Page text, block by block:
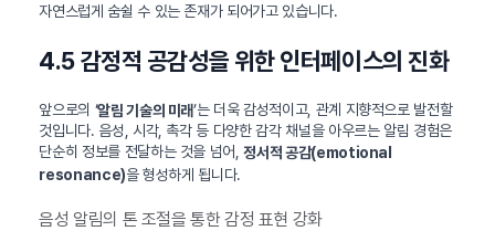
자연스럽게 숨쉴 수 있는 존재가 되어가고 있습니다.
4.5 감정적 공감성을 위한 인터페이스의 진화
앞으로의 ‘알림 기술의 미래’는 더욱 감성적이고, 관계 지향적으로 발전할
것입니다. 음성, 시각, 촉각 등 다양한 감각 채널을 아우르는 알림 경험은
단순히 정보를 전달하는 것을 넘어,정서적 공감(emotional
resonance)을 형성하게 됩니다.
음성 알림의 톤 조절을 통한 감정 표현 강화